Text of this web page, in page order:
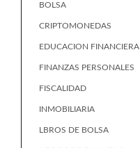
BOLSA
CRIPTOMONEDAS
EDUCACION FINANCIERA
FINANZAS PERSONALES
FISCALIDAD
INMOBILIARIA
LBROS DE BOLSA